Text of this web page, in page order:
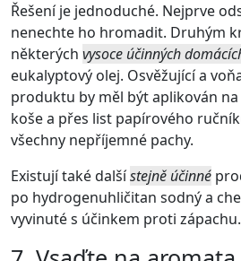
Řešení je jednoduché. Nejprve
nenechte ho hromadit. Druhým
některých vysoce účinných
eukalyptový olej. Osvěžující a
produktu by měl být aplikován
koše a přes list papírového
všechny nepříjemné pachy.
Existují také dalšístejně účinné
po hydrogenuhličitan sodný a
vyvinuté s účinkem proti zápachu.